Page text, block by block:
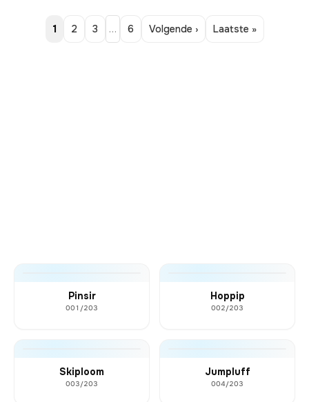
1 2 3 … 6 Volgende › Laatste »
Pinsir
001/203
Hoppip
002/203
Skiploom
003/203
Jumpluff
004/203